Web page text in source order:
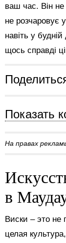
ваш час. Він
не розчаровує
навіть у
щось справді
Показать
На правах
в
Виски – это не
целая